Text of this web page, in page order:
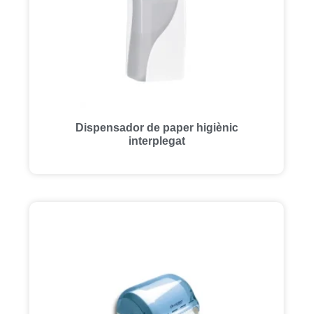
Dispensador de paper higiènic
interplegat